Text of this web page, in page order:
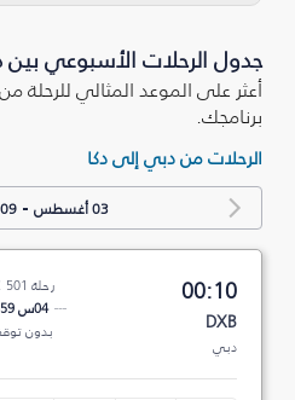
جدول الرحلات الأسبوعي بين
أعثر على الموعد المثالي للرحلة
برنامجك.
الرحلات من دبي إلى دكا
03 أغسطس -09 أغسطس
00:10
DXB
دبي
رحلة FZ 501
04س 59د
بدون